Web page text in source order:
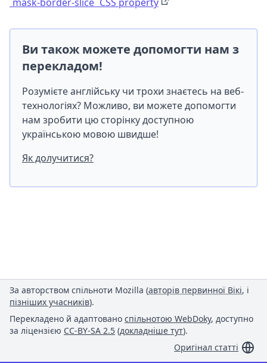
Ви також можете допомогти нам з
перекладом!
Розумієте англійську чи трохи знаєтесь на веб-
технологіях? Можливо, ви можете допомогти
нам зробити цю сторінку доступною
українською мовою швидше!
Як долучитися?
За авторством спільноти Mozilla (авторів первинної Вікі, і
пізніших учасників).
Перекладено й адаптовано спільнотою WebDoky, доступно
за ліцензією CC-BY-SA 2.5 (докладніше тут).
Оригінал статті